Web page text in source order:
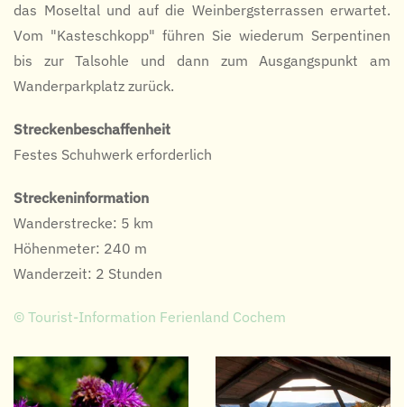
das Moseltal und auf die Weinbergsterrassen erwartet.
Vom "Kasteschkopp" führen Sie wiederum Serpentinen
bis zur Talsohle und dann zum Ausgangspunkt am
Wanderparkplatz zurück.
Streckenbeschaffenheit
Festes Schuhwerk erforderlich
Streckeninformation
Wanderstrecke: 5 km
Höhenmeter: 240 m
Wanderzeit: 2 Stunden
© Tourist-Information Ferienland Cochem